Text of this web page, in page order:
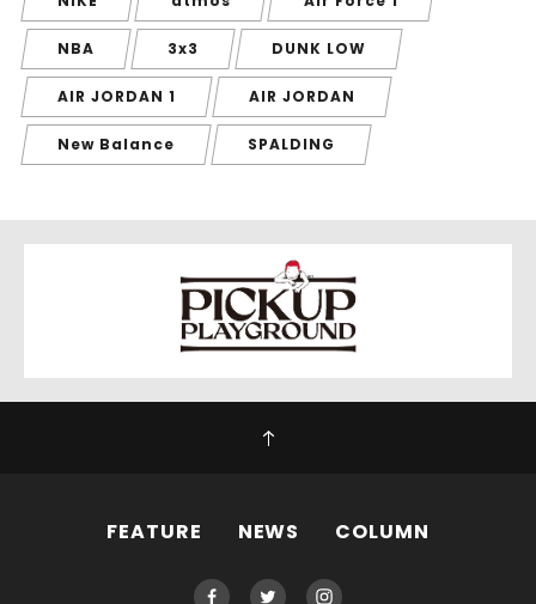
NBA 3x3 DUNK LOW
AIR JORDAN 1 AIR JORDAN
New Balance SPALDING
FEATURE NEWS COLUMN